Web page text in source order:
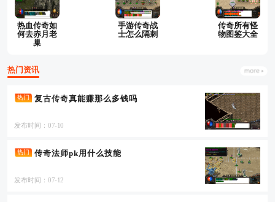
热血传奇如
何去赤月老
巢
手游传奇战
士怎么隔刺
传奇所有怪
物图鉴大全
热门资讯
热门 复古传奇真能赚那么多钱吗
发布时间：07-10
热门 传奇法师pk用什么技能
发布时间：07-12